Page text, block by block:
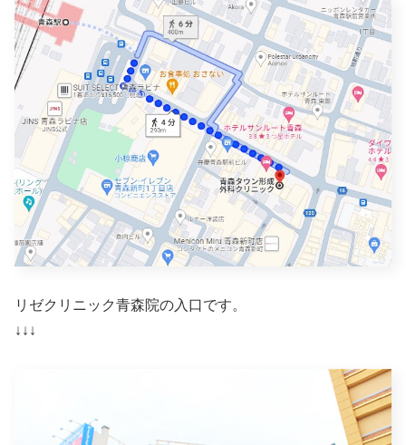
リゼクリニック青森院の入口です。
↓↓↓